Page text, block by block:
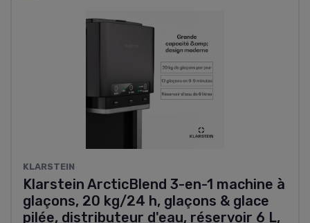
KLARSTEIN
Klarstein ArcticBlend 3-en-1 machine à
glaçons, 20 kg/24 h, glaçons & glace
pilée, distributeur d'eau, réservoir 6 L,